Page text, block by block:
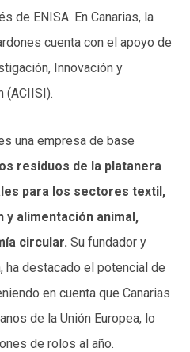
de ENISA. En Canarias, la
cuenta con el apoyo de
Innovación y
(ACIISI).
una empresa de base
residuos de la platanera
para los sectores textil,
alimentación animal,
circular. Su fundador y
ha destacado el potencial de
en cuenta que Canarias
de la Unión Europea, lo
de rolos al año.